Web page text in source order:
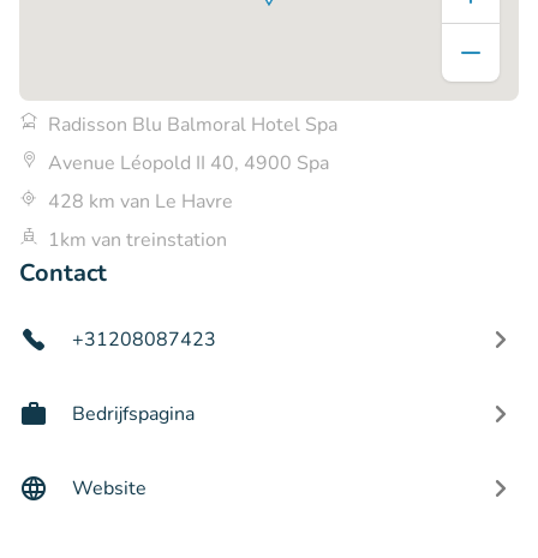
Radisson Blu Balmoral Hotel Spa
Avenue Léopold II 40, 4900 Spa
428 km van Le Havre
1km van treinstation
Contact
+31208087423
Bedrijfspagina
Website